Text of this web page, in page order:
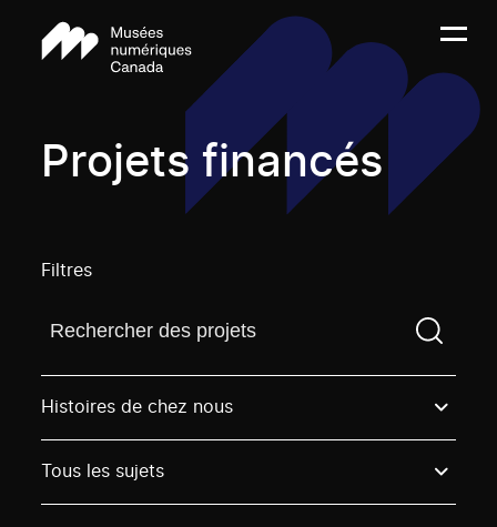
Projets financés
Filtres
Trouvez un projetVous devez saisir un terme de
Histoires de chez nous
Tous les sujets